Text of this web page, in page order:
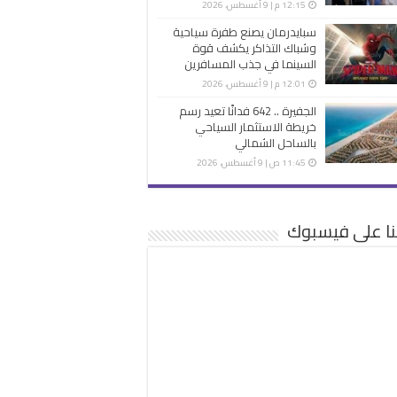
12:15 م | 9 أغسطس، 2026
سبايدرمان يصنع طفرة سياحية
وشباك التذاكر يكشف قوة
السينما في جذب المسافرين
12:01 م | 9 أغسطس، 2026
الجفيرة .. 642 فدانًا تعيد رسم
خريطة الاستثمار السياحي
بالساحل الشمالي
11:45 ص | 9 أغسطس، 2026
على فيسبوك